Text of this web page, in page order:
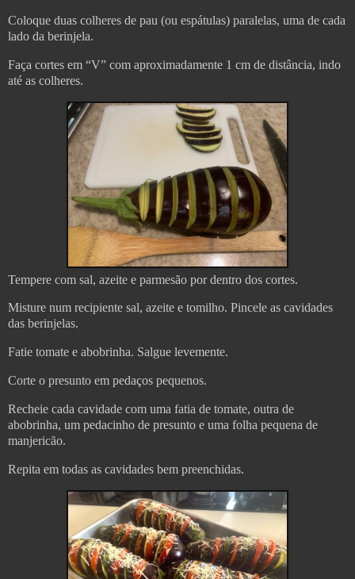
Coloque duas colheres de pau (ou espátulas) paralelas, uma de cada
lado da berinjela.
Faça cortes em “V” com aproximadamente 1 cm de distância, indo
até as colheres.
Tempere com sal, azeite e parmesão por dentro dos cortes.
Misture num recipiente sal, azeite e tomilho. Pincele as cavidades
das berinjelas.
Fatie tomate e abobrinha. Salgue levemente.
Corte o presunto em pedaços pequenos.
Recheie cada cavidade com uma fatia de tomate, outra de
abobrinha, um pedacinho de presunto e uma folha pequena de
manjericão.
Repita em todas as cavidades bem preenchidas.